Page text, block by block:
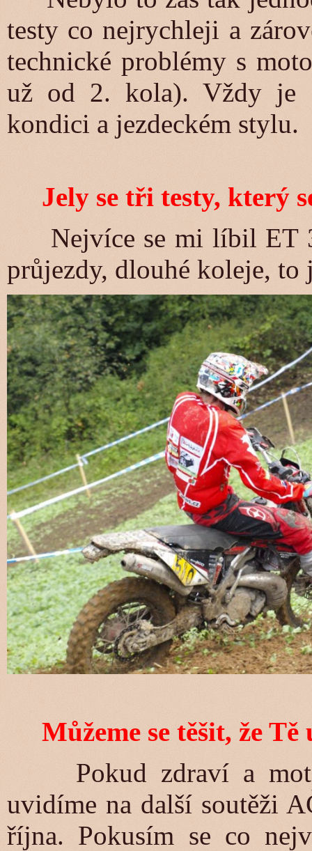
testy co nejrychleji a
technické problémy s
už od 2. kola). Vždy je
kondici a jezdeckém stylu.
Jely se tři testy, který
Nejvíce se mi líbil ET
průjezdy, dlouhé koleje,
Můžeme se těšit, že
Pokud zdraví a
uvidíme na další soutěži
října. Pokusím se co